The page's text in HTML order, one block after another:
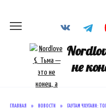
содержанию
не
ГЛАВНАЯ » НОВОСТИ »
ГАУТАМ ЧХУГАНИ: